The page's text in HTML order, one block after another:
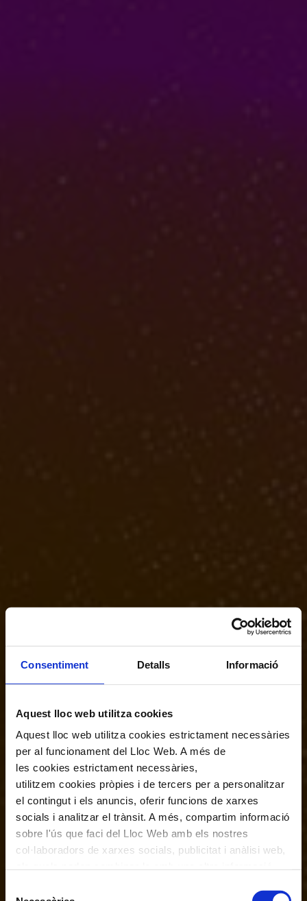
Consentiment Detalls Informació
Aquest lloc web utilitza cookies
Aquest lloc web utilitza cookies estrictament necessàries
per al funcionament del Lloc Web. A més de
les cookies estrictament necessàries,
utilitzem cookies pròpies i de tercers per a personalitzar
el contingut i els anuncis, oferir funcions de xarxes
socials i analitzar el trànsit. A més, compartim informació
sobre l'ús que faci del Lloc Web amb els nostres
col·laboradors de xarxes socials, publicitat i anàlisi web,